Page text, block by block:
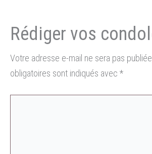
Votre adresse e-mail ne sera pas publiée.
obligatoires sont indiqués avec *